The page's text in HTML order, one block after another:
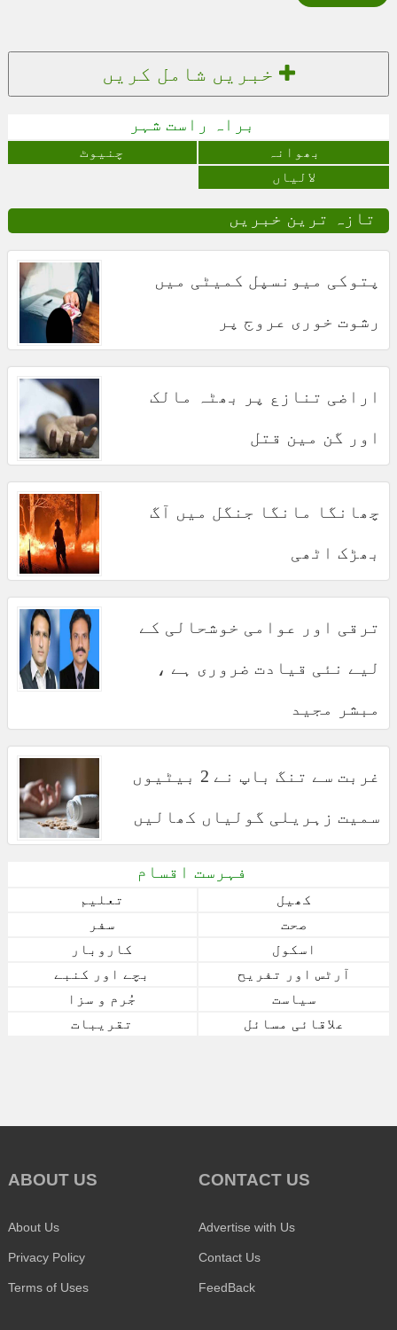
خبریں شامل کریں
براہ راست شہر
بھوانہ
چنیوٹ
لالیاں
تازہ ترین خبریں
پتوکی میونسپل کمیٹی میں
رشوت خوری عروج پر
اراضی تنازع پر بھٹہ مالک
اور گن مین قتل
چھانگا مانگا جنگل میں آگ
بھڑک اٹھی
ترقی اور عوامی خوشحالی کے
لیے نئی قیادت ضروری ہے ،
مبشر مجید
غربت سے تنگ باپ نے 2 بیٹیوں
سمیت زہریلی گولیاں کھالیں
فہرست اقسام
کھیل
تعلیم
صحت
سفر
اسکول
کاروبار
آرٹس اور تفریح
بچے اور کنبے
سیاست
جُرم و سزا
علاقائی مسائل
تقریبات
ABOUT US
About Us
Privacy Policy
Terms of Uses
CONTACT US
Advertise with Us
Contact Us
FeedBack